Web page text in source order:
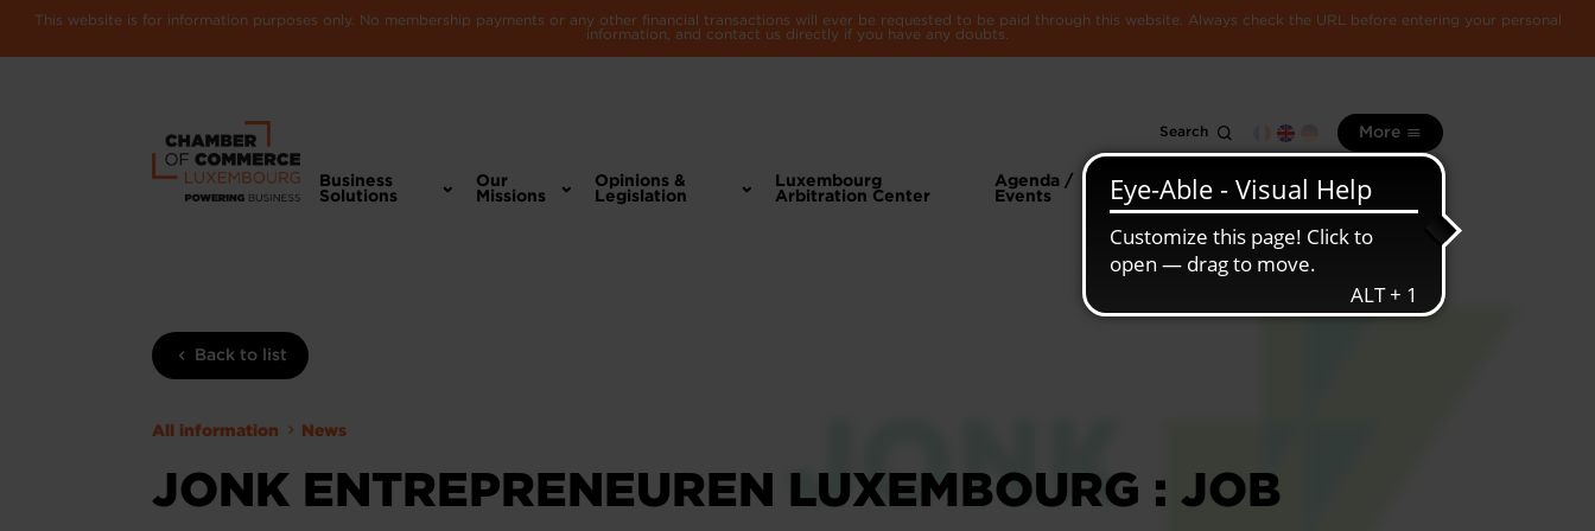
This website is for information purposes only. No membership payments or any other financial transactions will ever be requested to be paid through this website. Always check the URL before entering your personal
information, and contact us directly if you have any doubts.
Search More
Business
Solutions
Our
Missions
Opinions &
Legislation
Luxembourg
Arbitration Center
Agenda /
Events
information
Luxembourg
economy
Back to list
All information News
JONK ENTREPRENEUREN LUXEMBOURG : JOB